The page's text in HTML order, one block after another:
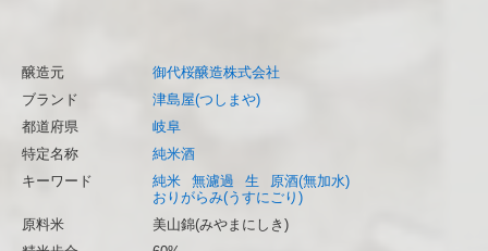
醸造元
御代桜醸造株式会社
ブランド
津島屋(つしまや)
都道府県
岐阜
特定名称
純米酒
キーワード
純米 無濾過 生
原酒(無加水)
おりがらみ(うすにごり)
原料米
美山錦(みやまにしき)